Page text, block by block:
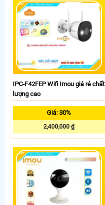
IPC-F42FEP Wifi Imou giá rẻ chất
lượng cao
Giá: 30%
2,400,000 ₫